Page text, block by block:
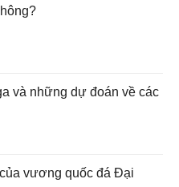
và những dự đoán về các
vương quốc đá Đại